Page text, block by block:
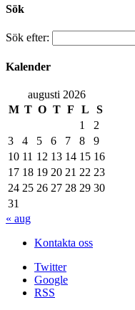
Sök
Sök efter:
Kalender
augusti 2026
M T O T F L
S
1
2
3
4 5 6 7 8
9
10 11 12 13 14 15 16
17 18 19 20 21 22 23
24 25 26 27 28 29 30
31
« aug
Kontakta oss
Twitter
Google
RSS